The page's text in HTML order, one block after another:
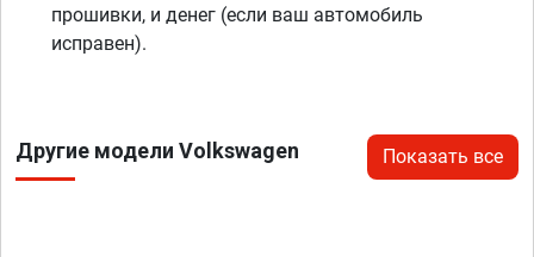
прошивки, и денег (если ваш автомобиль
исправен).
Другие модели Volkswagen Показать все